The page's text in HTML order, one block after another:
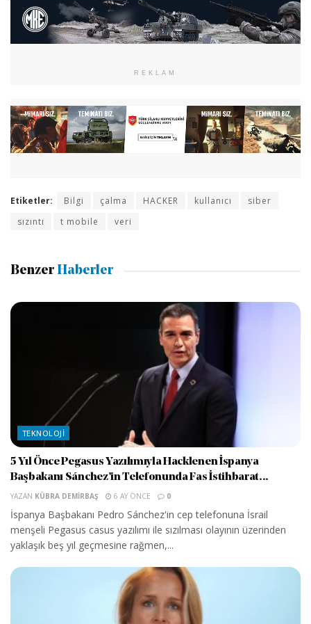
REKLAM
Etiketler: Bilgi çalma HACKER kullanıcı
siber
sızıntı
t mobile veri
Benzer Haberler
TEKNOLOJI
5 Yıl Önce Pegasus Yazılımıyla Hacklenen İspanya
Başbakanı Sánchez’in Telefonunda Fas İstihbarat...
YAZAN KÜBRA DEMIRBAŞ 6 AY ÖNCE 0
İspanya Başbakanı Pedro Sánchez'in cep telefonuna İsrail
menşeli Pegasus casus yazılımı ile sızılması olayının üzerinden
yaklaşık beş yıl geçmesine rağmen,...